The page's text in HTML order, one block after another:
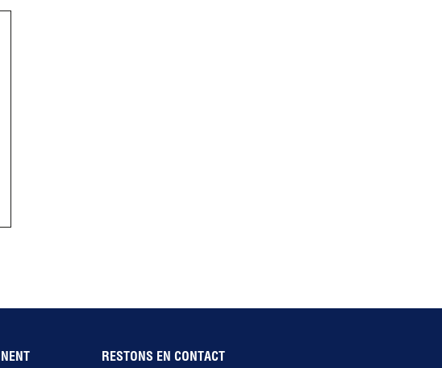
RESTONS EN CONTACT